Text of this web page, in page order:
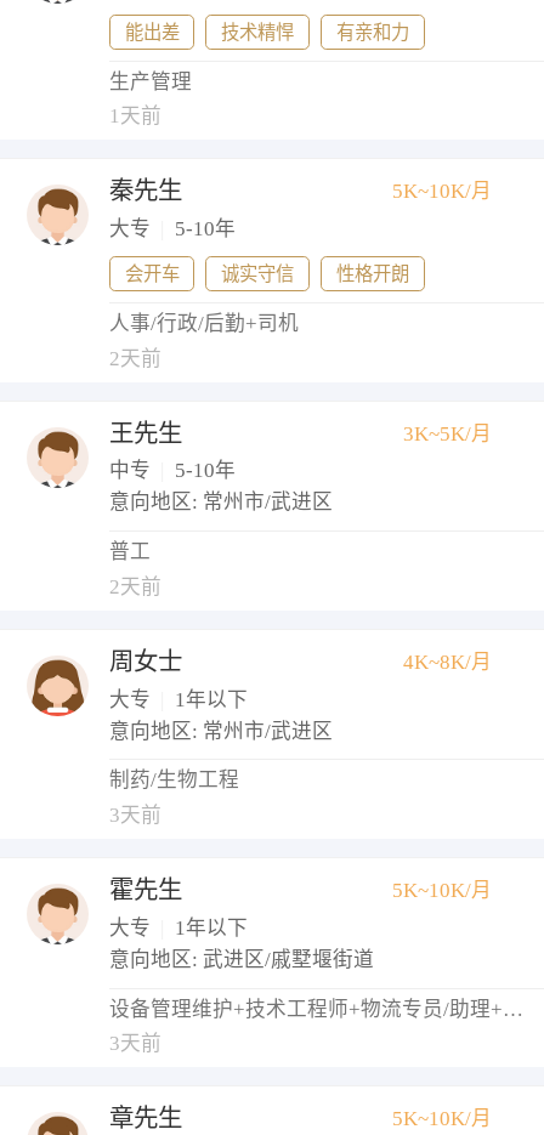
能出差 技术精悍 有亲和力
生产管理
1天前
秦先生
5K~10K/月
大专
5-10年
会开车 诚实守信 性格开朗
人事/行政/后勤+司机
2天前
王先生
3K~5K/月
中专
5-10年
意向地区: 常州市/武进区
普工
2天前
周女士
4K~8K/月
大专
1年以下
意向地区: 常州市/武进区
制药/生物工程
3天前
霍先生
5K~10K/月
大专
1年以下
意向地区: 武进区/戚墅堰街道
设备管理维护+技术工程师+物流专员/助理+调度员+仓库管理员
3天前
章先生
5K~10K/月